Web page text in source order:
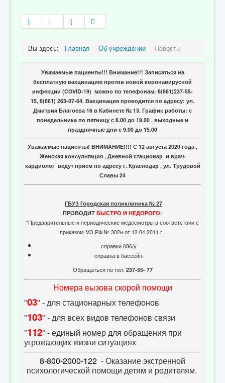
Вы здесь: Главная Об учреждении Новости
Уважаемые пациенты!!! Внимание!!! Записаться на
бесплатную вакцинацию против новой коронавирусной
инфекции (COVID-19) можно по телефонам: 8(861)237-55-
15, 8(861) 263-07-64. Вакцинация проводится по адресу: ул.
Дмитрия Благоева 16 в Кабинете № 13. График работы: с
понедельника по пятницу с 8.00 до 19.00 , выходные и
праздничные дни с 9.00 до 15.00
Уважаемые пациенты! ВНИМАНИЕ!!!! С 12 августа 2020 года ,
Женская консультация , Дневной стационар и врач-
кардиолог ведут прием по адресу г. Краснодар , ул. Трудовой
Славы 24
ГБУЗ Городская поликлиника № 27
ПРОВОДИТ БЫСТРО И НЕДОРОГО:
*Предварительные и периодические медосмотры в соответствии с
приказом МЗ РФ № 302н от 12.04.2011 г.
справки 086/у
справка в бассейн.
Обращаться по тел. 237-55- 77
Номера вызова скорой помощи
"03" - для стационарных телефонов
"103" - для всех видов телефонов связи
"112" - единый номер для обращения при
угрожающих жизни ситуациях
8-800-2000-122 - Оказание экстренной
психологической помощи детям и родителям.